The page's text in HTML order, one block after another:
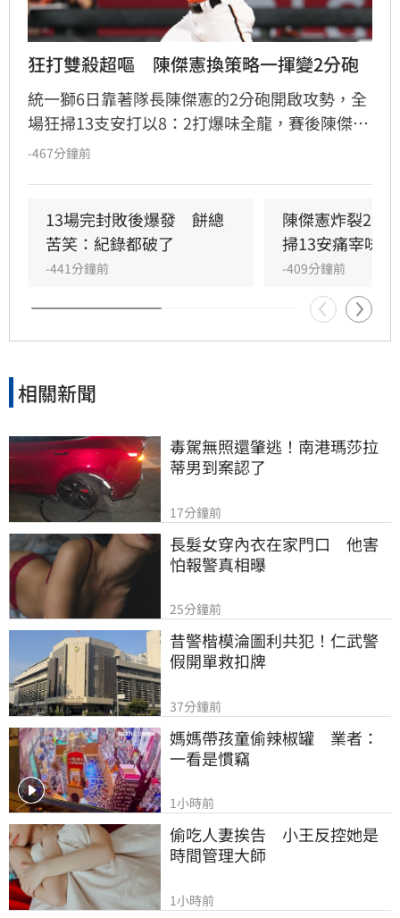
狂打雙殺超嘔　陳傑憲換策略一揮變2分砲
統一獅6日靠著隊長陳傑憲的2分砲開啟攻勢，全
場狂掃13支安打以8：2打爆味全龍，賽後陳傑憲
透露因為上週末自己擊出太多雙殺，當時上場只
-467分鐘前
13場完封敗後爆發　餅總
苦笑：紀錄都破了
-441分鐘前
陳傑憲炸裂2分
掃13安痛宰味全
-409分鐘前
相關新聞
毒駕無照還肇逃！南港瑪莎拉
蒂男到案認了
17分鐘前
長髮女穿內衣在家門口　他害
怕報警真相曝
25分鐘前
昔警楷模淪圖利共犯！仁武警
假開單救扣牌
37分鐘前
媽媽帶孩童偷辣椒罐　業者：
一看是慣竊
1小時前
偷吃人妻挨告　小王反控她是
時間管理大師
1小時前